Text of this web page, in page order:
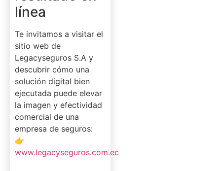
línea
Te invitamos a visitar el
sitio web de
Legacyseguros S.A y
descubrir cómo una
solución digital bien
ejecutada puede elevar
la imagen y efectividad
comercial de una
empresa de seguros:
👉
www.legacyseguros.com.ec